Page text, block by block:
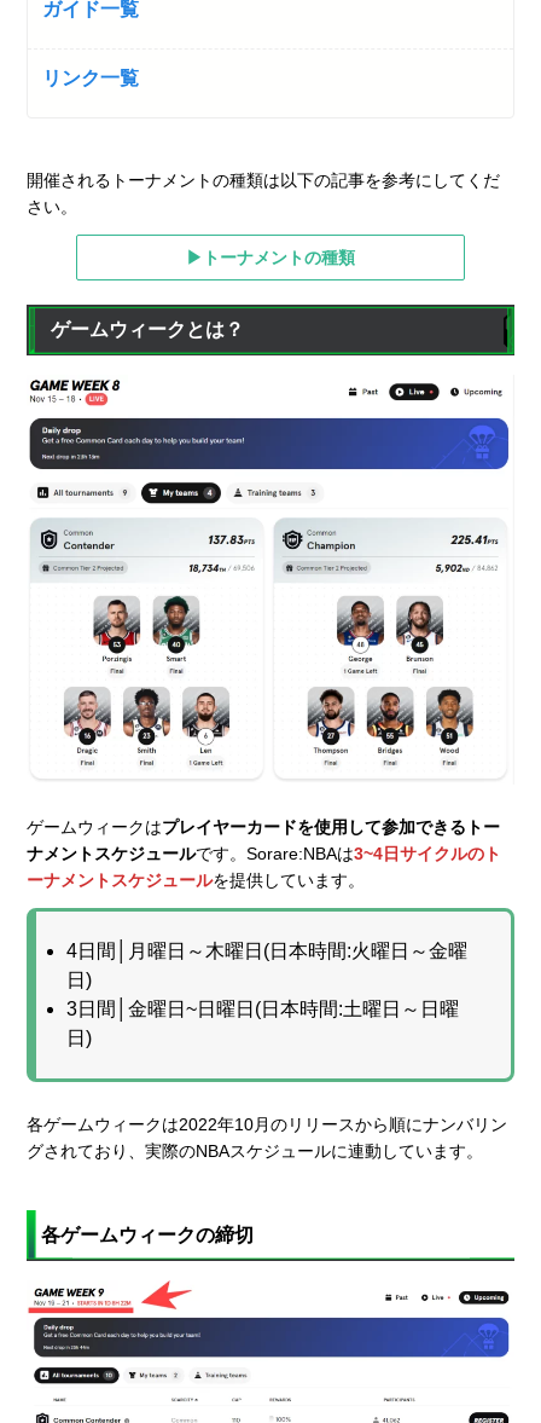
ガイド一覧
リンク一覧
開催されるトーナメントの種類は以下の記事を参考にしてくだ
さい。
▶トーナメントの種類
ゲームウィークとは？
ゲームウィークはプレイヤーカードを使用して参加できるトー
ナメントスケジュールです。Sorare:NBAは3~4日サイクルのト
ーナメントスケジュールを提供しています。
4日間│月曜日～木曜日(日本時間:火曜日～金曜
日)
3日間│金曜日~日曜日(日本時間:土曜日～日曜
日)
各ゲームウィークは2022年10月のリリースから順にナンバリン
グされており、実際のNBAスケジュールに連動しています。
各ゲームウィークの締切